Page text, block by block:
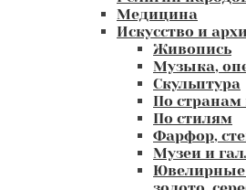
Медицина
Искусство и
Живопись
Музыка,
Скульптура
По
По стилям
Фарфор,
Музеи и
Ювелирные